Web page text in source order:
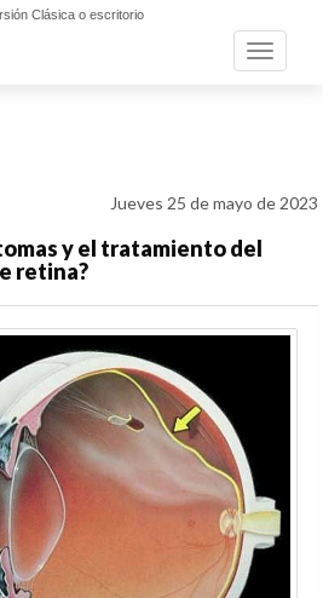
Clásica o escritorio
Toggle
Jueves 25 de mayo de 2023
y el tratamiento del
retina?